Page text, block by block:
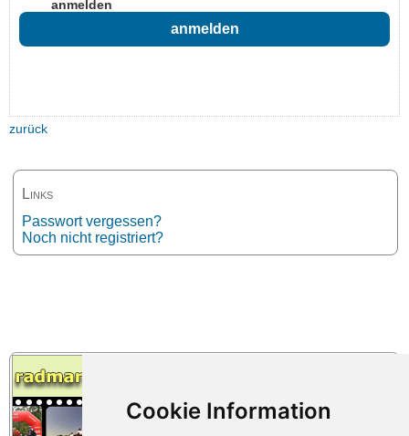
Links
Passwort vergessen?
Noch nicht registriert?
anmelden
zurück